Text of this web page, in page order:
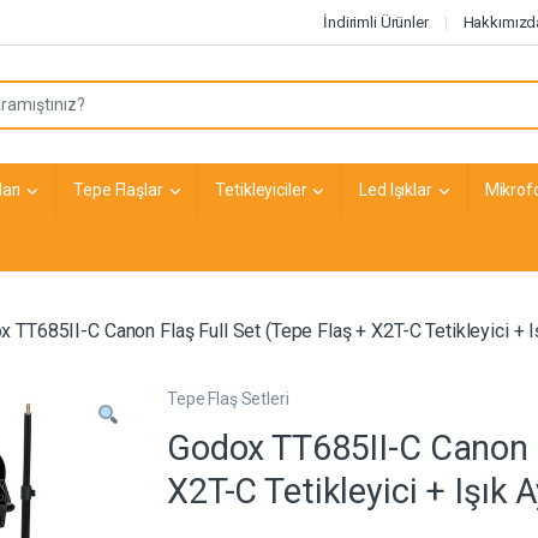
İndirimli Ürünler
Tepe Flaşlar Tetikleyiciler Led Işıklar
TT685II-C Canon Flaş Full Set (Tepe Flaş + X2T-C Tetikleyici +
Tepe Flaş Setleri
Godox TT685II-C
X2T-C Tetikleyici + Işık